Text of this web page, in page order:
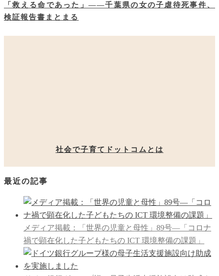
「救える命であった」――千葉県の女の子虐待死事件、
検証報告書まとまる
社会で子育てドットコムとは
最近の記事
メディア掲載：「世界の児童と母性」89号―「コロナ
禍で顕在化した子どもたちの ICT 環境整備の課題」